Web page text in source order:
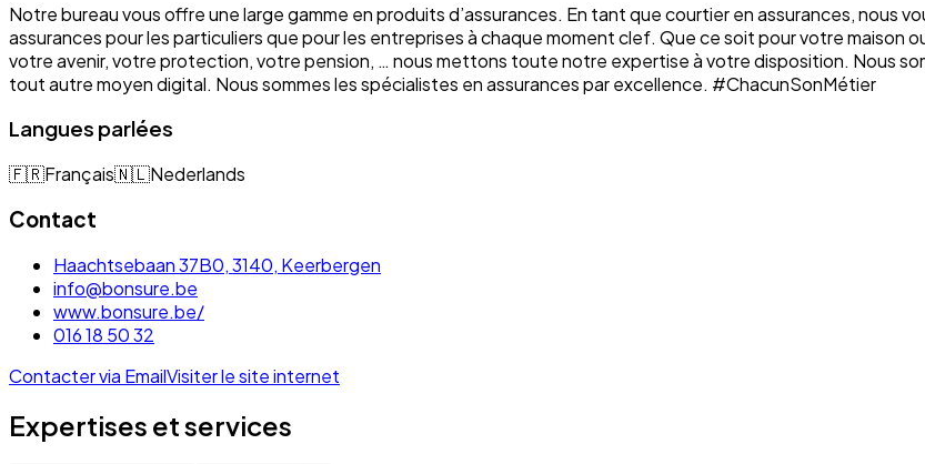
Notre bureau vous offre une large gamme en produits d’assurances. En tant que courtier en assurances, nous
assurances pour les particuliers que pour les entreprises à chaque moment clef. Que ce soit pour votre maison
votre avenir, votre protection, votre pension, … nous mettons toute notre expertise à votre disposition. Nous
tout autre moyen digital. Nous sommes les spécialistes en assurances par excellence. #ChacunSonMétier
Langues parlées
🇫🇷Français🇳🇱Nederlands
Contact
Haachtsebaan 37B0, 3140, Keerbergen
info@bonsure.be
www.bonsure.be/
016 18 50 32
Contacter via EmailVisiter le site internet
Expertises et services